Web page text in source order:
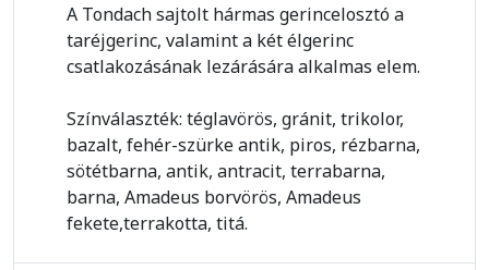
A Tondach sajtolt hármas gerincelosztó a
taréjgerinc, valamint a két élgerinc
csatlakozásának lezárására alkalmas elem.
Színválaszték: téglavörös, gránit, trikolor,
bazalt, fehér-szürke antik, piros, rézbarna,
sötétbarna, antik, antracit, terrabarna,
barna, Amadeus borvörös, Amadeus
fekete,terrakotta, titá.